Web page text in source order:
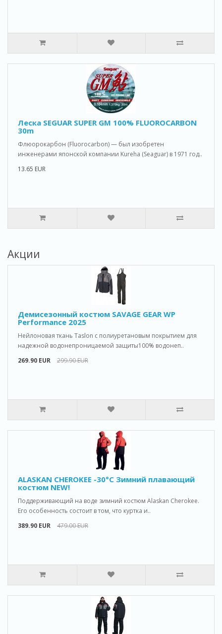
Леска SEGUAR SUPER GM 100% FLUOROCARBON
30m
Флюорокарбон (Fluorocarbon) — был изобретен
инженерами японской компании Kureha (Seaguar) в 1971 год..
13.65 EUR
Акции
Демисезонный костюм SAVAGE GEAR WP
Performance 2025
Нейлоновая ткань Taslon с полиуретановым покрытием для
надежной водонепроницаемой защиты100% водонеп..
269.90 EUR
299.90 EUR
ALASKAN CHEROKEE -30°C Зимний плавающий
костюм NEW!
Поддерживающий на воде зимний костюм Alaskan Cherokee.
Его особенность состоит в том, что куртка и..
389.90 EUR
479.00 EUR